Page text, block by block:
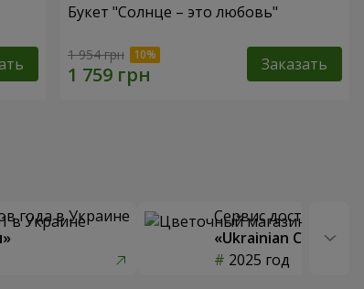
Букет "Солнце – это любовь"
1 954 грн Заказать
года в Украине
Сервис доставки
«Ukrainian Choice»
2025 год